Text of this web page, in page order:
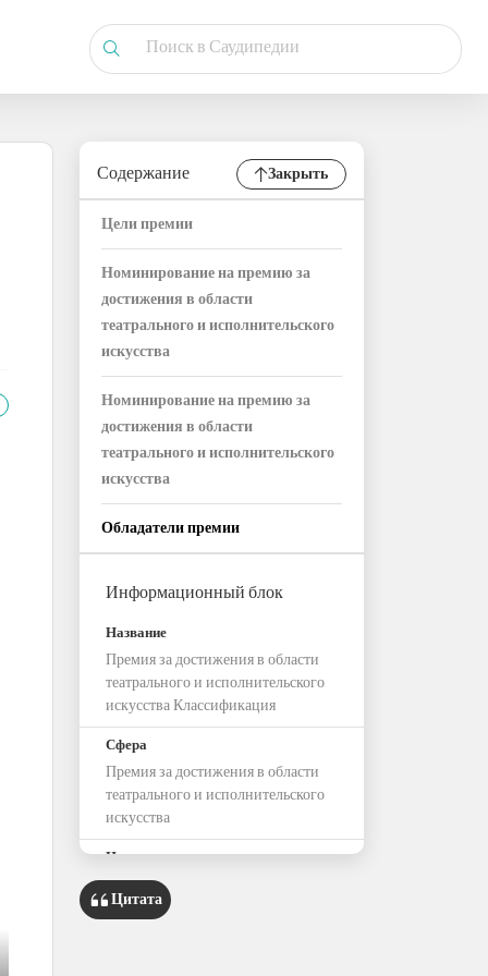
Содержание Закрыть
Цели премии
Номинирование на премию за
достижения в области
театрального и исполнительского
искусства
Номинирование на премию за
достижения в области
театрального и исполнительского
искусства
Обладатели премии
Информационный блок
Название
Премия за достижения в области
театрального и исполнительского
искусства Классификация
Сфера
Премия за достижения в области
театрального и исполнительского
искусства
Целевые группы
Режиссеры, сценаристы и актеры
Цитата